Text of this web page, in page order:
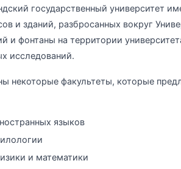
государственный университет
и зданий, разбросанных вокруг
и фонтаны на территории
исследований.
некоторые факультеты, которые
языков
и математики